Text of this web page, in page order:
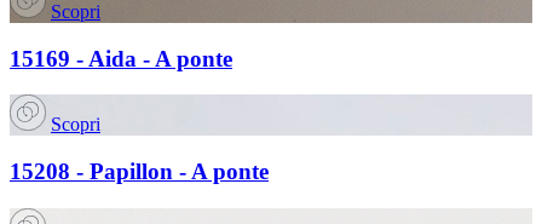
Scopri
15169 - Aida - A ponte
Scopri
15208 - Papillon - A ponte